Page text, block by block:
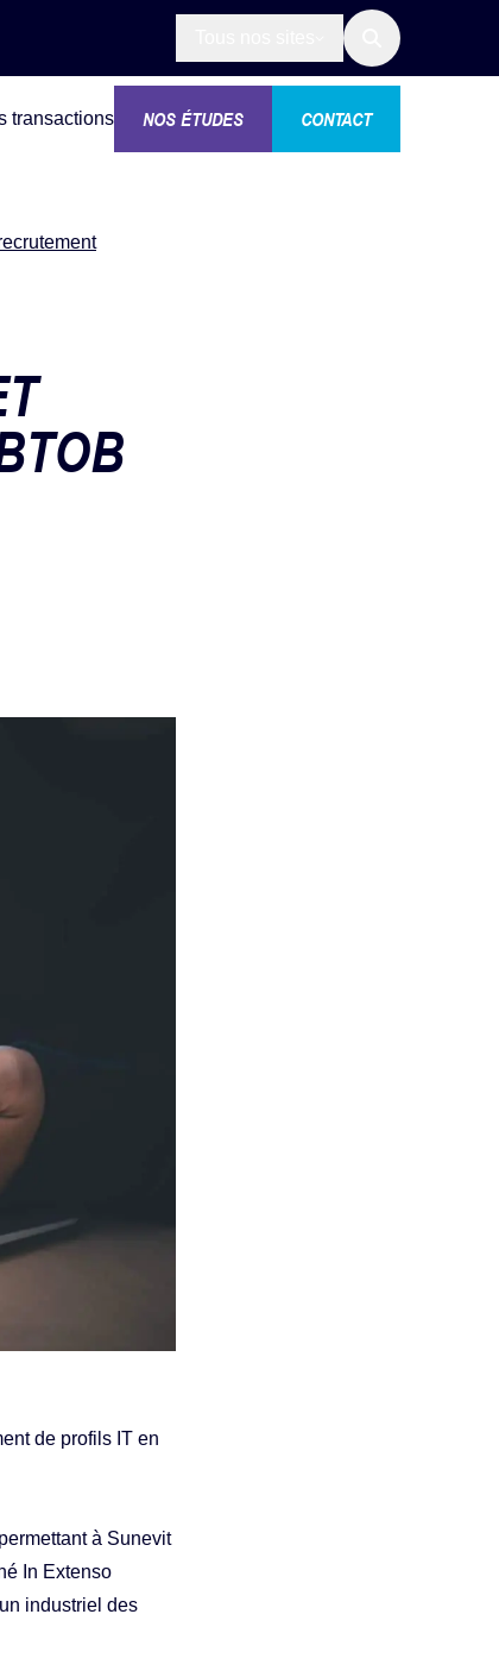
transactions NOS ÉTUDES CONTACT
de profils IT en
à Sunevit
In Extenso
industriel des